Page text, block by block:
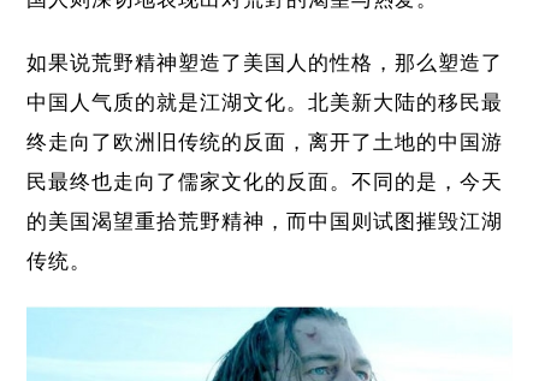
如果说荒野精神塑造了美国人的性格，那么塑造了
中国人气质的就是江湖文化。北美新大陆的移民最
终走向了欧洲旧传统的反面，离开了土地的中国游
民最终也走向了儒家文化的反面。不同的是，今天
的美国渴望重拾荒野精神，而中国则试图摧毁江湖
传统。